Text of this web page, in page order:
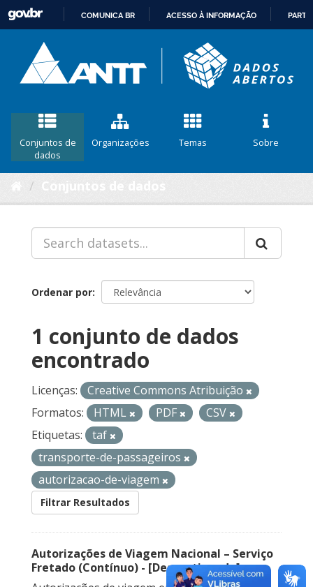
CONTEÚDO
COMUNICA BR ACESSO À INFORMAÇÃO
Conjuntos de
dados
Organizações Temas Sobre
Ordenar por
1 conjunto de dados
encontrado
Licenças:
Creative Commons Atribuição
Formatos:
HTML PDF
CSV
Etiquetas:
taf
transporte-de-passageiros
autorizacao-de-viagem
Filtrar Resultados
Autorizações de Viagem Nacional – Serviço
Fretado (Contínuo) - [Descontinuado]